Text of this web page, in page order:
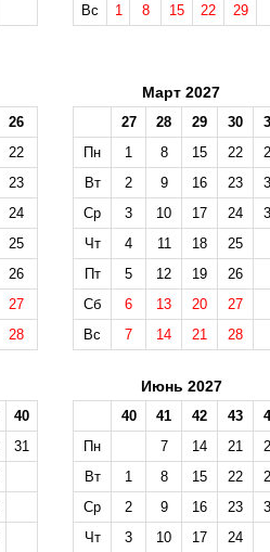
Вс
1 8 15 22 29
26
22
23
24
25
26
27
28
Март 2027
27 28 29 30
Пн
1 8 15 22
Вт
2 9 16 23
Ср
3 10 17 24
Чт
4 11 18
25
Пт
5 12 19
26
Сб
6 13 20
27
Вс
7 14 21 28
40
31
Июнь 2027
40 41 42 43
Пн
7 14 21
Вт
1 8 15 22
Ср
2 9 16 23
Чт
3 10 17 24